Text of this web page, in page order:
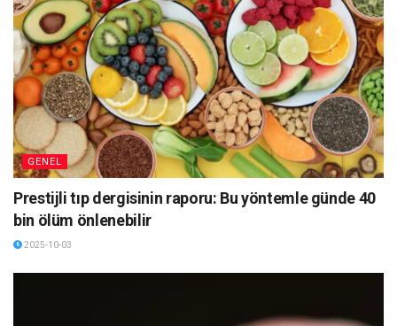
GENEL
Prestijli tıp dergisinin raporu: Bu yöntemle günde 40
bin ölüm önlenebilir
2025-10-03